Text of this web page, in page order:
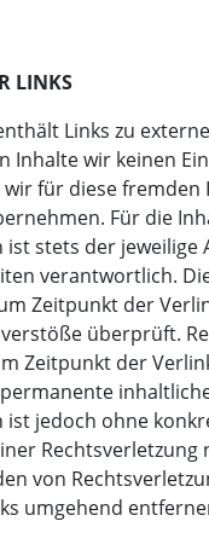
LINKS
Links zu
Inhalte wir keinen
für diese fremden
Für die
ist stets der jeweilige
verantwortlich.
Zeitpunkt der
überprüft.
Zeitpunkt der
ist jedoch ohne
Rechtsverletzung
von
umgehend